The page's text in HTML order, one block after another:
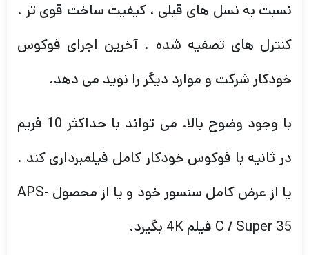
نسبت به نسل های قبلی ، کیفیت ساخت قوی تر .
کنترل های تصفیه شده . آخرین اجرای فوکوس
خودکار شرکت و موارد دیگر را نوید می دهد.
با وجود وضوح بالا. می تواند با حداکثر 10 فریم
در ثانیه با فوکوس خودکار کامل فیلمبرداری کند .
یا از عرض کامل سنسور خود و یا از محصول APS-
C / Super 35 فیلم 4K بگیرد.